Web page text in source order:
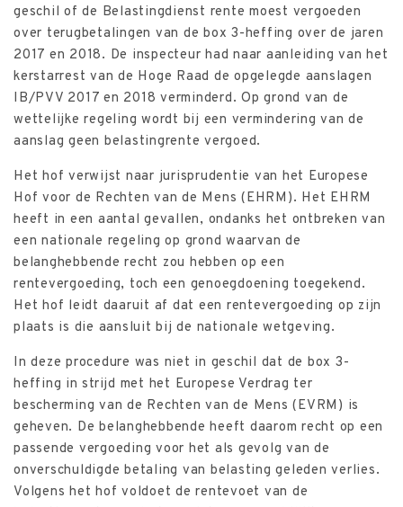
geschil of de Belastingdienst rente moest vergoeden
over terugbetalingen van de box 3-heffing over de jaren
2017 en 2018. De inspecteur had naar aanleiding van het
kerstarrest van de Hoge Raad de opgelegde aanslagen
IB/PVV 2017 en 2018 verminderd. Op grond van de
wettelijke regeling wordt bij een vermindering van de
aanslag geen belastingrente vergoed.
Het hof verwijst naar jurisprudentie van het Europese
Hof voor de Rechten van de Mens (EHRM). Het EHRM
heeft in een aantal gevallen, ondanks het ontbreken van
een nationale regeling op grond waarvan de
belanghebbende recht zou hebben op een
rentevergoeding, toch een genoegdoening toegekend.
Het hof leidt daaruit af dat een rentevergoeding op zijn
plaats is die aansluit bij de nationale wetgeving.
In deze procedure was niet in geschil dat de box 3-
heffing in strijd met het Europese Verdrag ter
bescherming van de Rechten van de Mens (EVRM) is
geheven. De belanghebbende heeft daarom recht op een
passende vergoeding voor het als gevolg van de
onverschuldigde betaling van belasting geleden verlies.
Volgens het hof voldoet de rentevoet van de